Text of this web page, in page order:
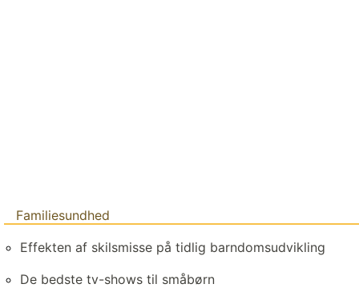
Familiesundhed
Effekten af ​​skilsmisse på tidlig barndomsudvikling
De bedste tv-shows til småbørn